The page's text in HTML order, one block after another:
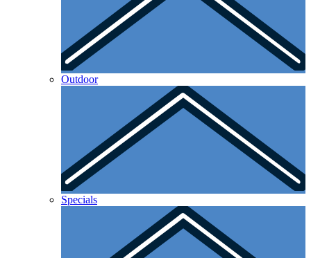
Outdoor
Specials